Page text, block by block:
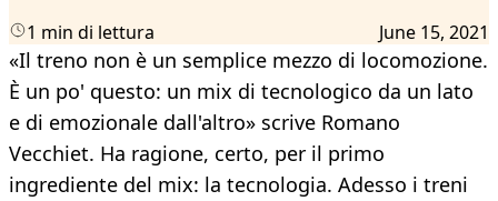
1 min di lettura June 15, 2021
«Il treno non è un semplice mezzo di locomozione.
È un po' questo: un mix di tecnologico da un lato
e di emozionale dall'altro» scrive Romano
Vecchiet. Ha ragione, certo, per il primo
ingrediente del mix: la tecnologia. Adesso i treni